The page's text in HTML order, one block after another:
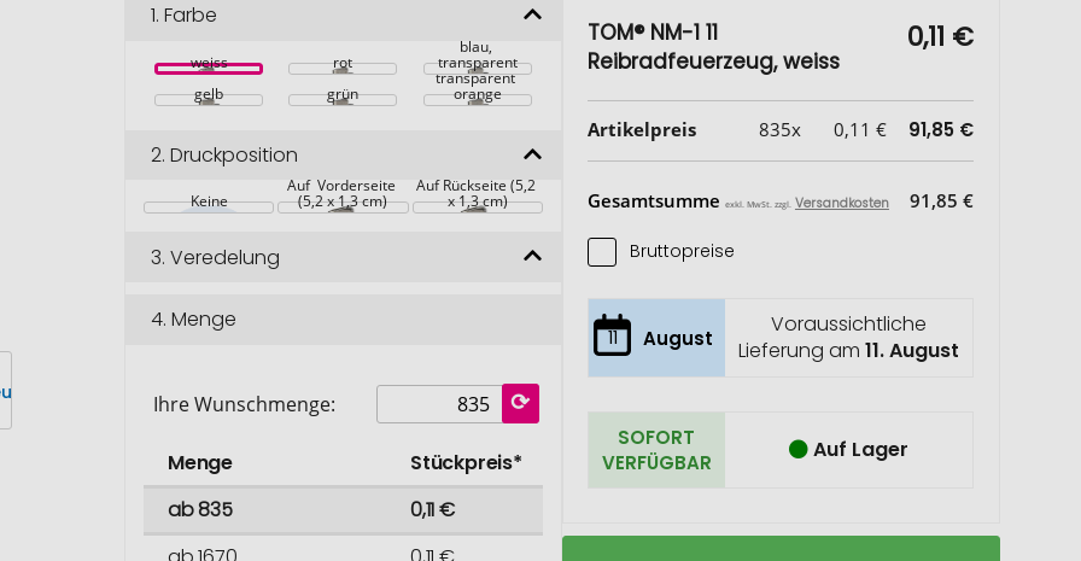
1.Farbe
weiss rot
blau,
transparent
gelb
grün
transparent
orange
2.Druckposition
Keine
Auf  Vorderseite
(5,2 x 1,3 cm)
Auf Rückseite (5,2
x 1,3 cm)
3.Veredelung
4.Menge
Ihre Wunschmenge:
Menge
Stückpreis*
ab 835
0,11 €
TOM® NM-1 11
Reibradfeuerzeug, weiss
0,11 €
Artikelpreis 835x 0,11 € 91,85 €
Gesamtsumme exkl. MwSt. zzgl. Versandkosten 91,85 €
Bruttopreise
11 August
Voraussichtliche
Lieferung am 11. August
SOFORT
VERFÜGBAR
Auf Lager
TOM®
Auf